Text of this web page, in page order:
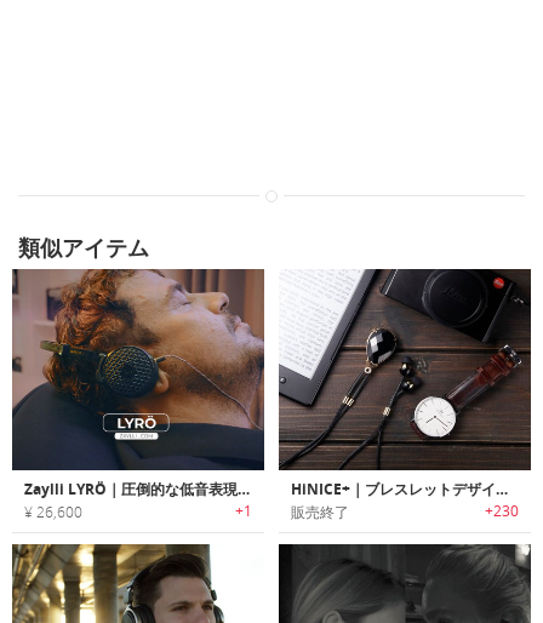
類似アイテム
Zaylli LYRÖ｜圧倒的な低音表現を超軽量ボディに凝縮したプロフェッショナルHi-Fiヘッドホン
¥ 26,600 +1
HiNICE+｜ブレスレットデザインHi-FiサウンドBluetoothイヤホン「ハイナイス+」
販売終了 +230